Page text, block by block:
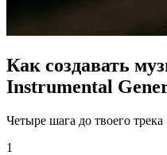
Как создавать
Instrumental
Четыре шага до твоего трека
1